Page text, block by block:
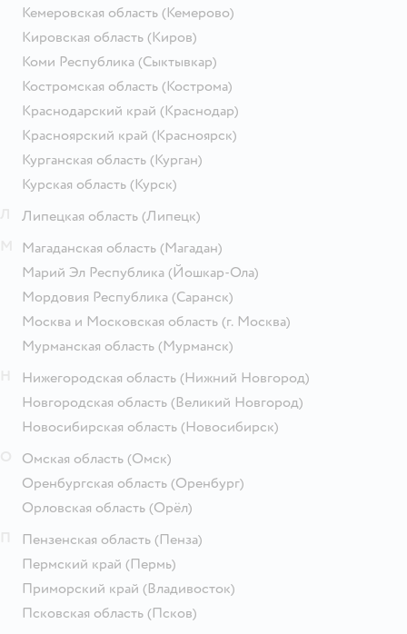
Кемеровская область (Кемерово)
Кировская область (Киров)
Коми Республика (Сыктывкар)
Костромская область (Кострома)
Краснодарский край (Краснодар)
Красноярский край (Красноярск)
Курганская область (Курган)
Курская область (Курск)
Липецкая область (Липецк)
Магаданская область (Магадан)
Марий Эл Республика (Йошкар-Ола)
Мордовия Республика (Саранск)
Москва и Московская область (г. Москва)
Мурманская область (Мурманск)
Нижегородская область (Нижний Новгород)
Новгородская область (Великий Новгород)
Новосибирская область (Новосибирск)
Омская область (Омск)
Оренбургская область (Оренбург)
Орловская область (Орёл)
Пензенская область (Пенза)
Пермский край (Пермь)
Приморский край (Владивосток)
Псковская область (Псков)